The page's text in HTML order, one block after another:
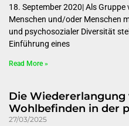
18. September 2020| Als
Menschen und/oder Menschen
und psychosozialer Diversität
Einführung eines
Read More »
Die
Wohlbefinden in der
27/03/2025